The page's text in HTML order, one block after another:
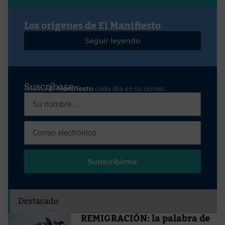
Los orígenes de El Manifiesto
Seguir leyendo
Suscríbase
RecibaEl Manifiesto cada día en su correo
Subscribirme
Destacado
REMIGRACIÓN: la palabra de